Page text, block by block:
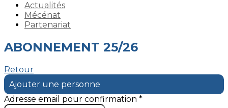
Actualités
Mécénat
Partenariat
ABONNEMENT 25/26
Retour
Ajouter une personne
Adresse email pour confirmation *